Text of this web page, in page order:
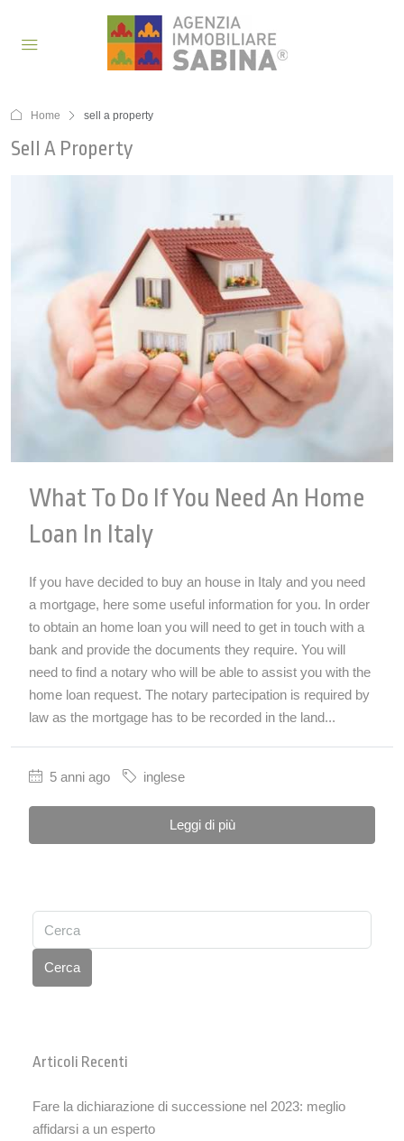
Home sell a property
Sell A Property
What To Do If You Need An Home
Loan In Italy
If you have decided to buy an house in Italy and you need
a mortgage, here some useful information for you. In order
to obtain an home loan you will need to get in touch with a
bank and provide the documents they require. You will
need to find a notary who will be able to assist you with the
home loan request. The notary partecipation is required by
law as the mortgage has to be recorded in the land...
5 anni ago inglese
Leggi di più
Cerca
Articoli Recenti
Fare la dichiarazione di successione nel 2023: meglio
affidarsi a un esperto